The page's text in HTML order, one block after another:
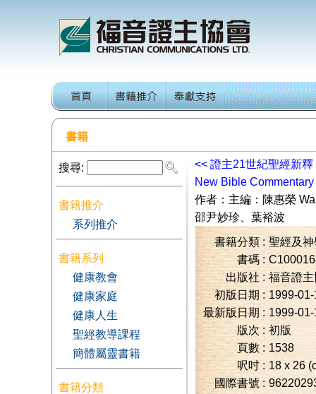
書籍
搜尋:
書籍推介
系列推介
書籍系列
健康教會
健康家庭
健康人生
聖經教導課程
簡體屬靈書籍
書籍分類
<<證主21世紀聖經新釋
New Bible
作者： 主編：陳惠榮
邵尹妙珍、葉裕波
書籍分類 : 聖經及
書碼 : C100016
出版社 : 福音證
初版日期 : 1999-
最新版日期 : 1999-
版次 : 初版
頁數 : 1538
呎吋 : 18 x 26
國際書號 :